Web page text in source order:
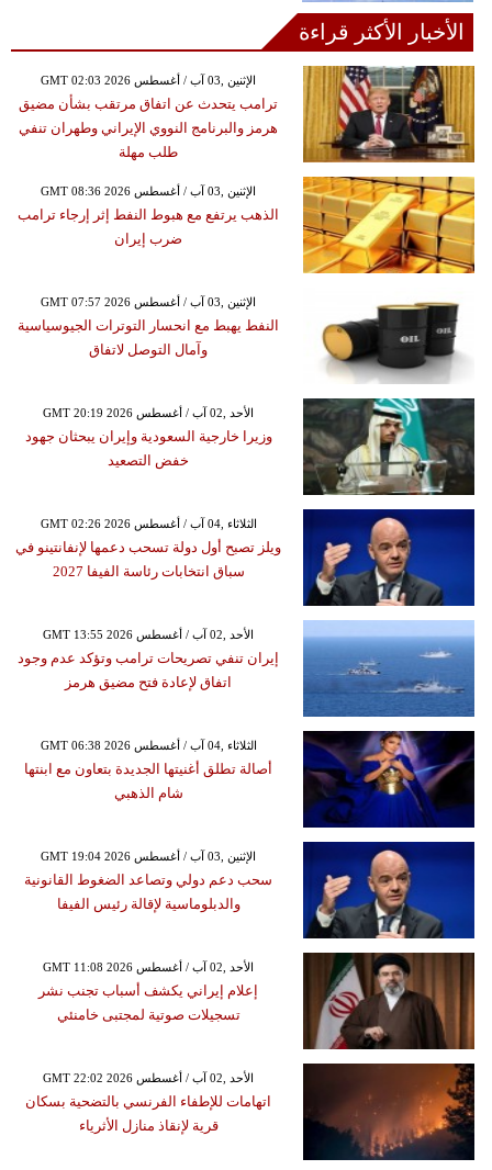
الأخبار الأكثر قراءة
GMT 02:03 2026 الإثنين ,03 آب / أغسطس
ترامب يتحدث عن اتفاق مرتقب بشأن مضيق
هرمز والبرنامج النووي الإيراني وطهران تنفي
طلب مهلة
GMT 08:36 2026 الإثنين ,03 آب / أغسطس
الذهب يرتفع مع هبوط النفط إثر إرجاء ترامب
ضرب إيران
GMT 07:57 2026 الإثنين ,03 آب / أغسطس
النفط يهبط مع انحسار التوترات الجيوسياسية
وآمال التوصل لاتفاق
GMT 20:19 2026 الأحد ,02 آب / أغسطس
وزيرا خارجية السعودية وإيران يبحثان جهود
خفض التصعيد
GMT 02:26 2026 الثلاثاء ,04 آب / أغسطس
ويلز تصبح أول دولة تسحب دعمها لإنفانتينو في
سباق انتخابات رئاسة الفيفا 2027
GMT 13:55 2026 الأحد ,02 آب / أغسطس
إيران تنفي تصريحات ترامب وتؤكد عدم وجود
اتفاق لإعادة فتح مضيق هرمز
GMT 06:38 2026 الثلاثاء ,04 آب / أغسطس
أصالة تطلق أغنيتها الجديدة بتعاون مع ابنتها
شام الذهبي
GMT 19:04 2026 الإثنين ,03 آب / أغسطس
سحب دعم دولي وتصاعد الضغوط القانونية
والدبلوماسية لإقالة رئيس الفيفا
GMT 11:08 2026 الأحد ,02 آب / أغسطس
إعلام إيراني يكشف أسباب تجنب نشر
تسجيلات صوتية لمجتبى خامنئي
GMT 22:02 2026 الأحد ,02 آب / أغسطس
اتهامات للإطفاء الفرنسي بالتضحية بسكان
قرية لإنقاذ منازل الأثرياء